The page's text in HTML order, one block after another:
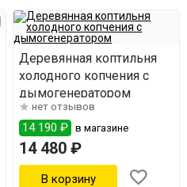
Деревянная коптильня
холодного копчения с
дымогенератором
нет отзывов
14 190 ₽ в магазине
14 480 ₽